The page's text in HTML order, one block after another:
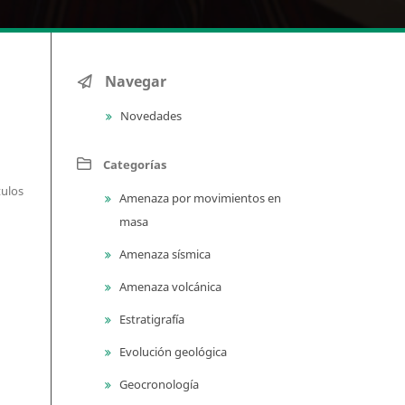
Navegar
Novedades
Categorías
Amenaza por movimientos en
masa
Amenaza sísmica
Amenaza volcánica
Estratigrafía
Evolución geológica
Geocronología